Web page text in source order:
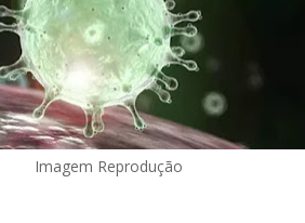
Imagem Reprodução